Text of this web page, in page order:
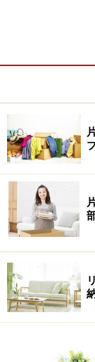
2. 6畳の
マンションで
さがほとんど
したら、ベッ
です。やがて
屋に求める機能
植物モチーフの
ソフトなコット
学生のときに
れば自分の居